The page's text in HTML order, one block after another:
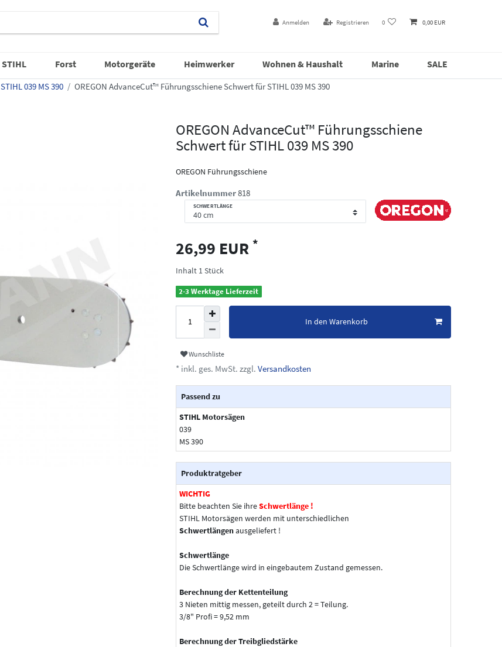
Anmelden Registrieren 0 0,00 EUR
STIHL Forst Motorgeräte Heimwerker Wohnen & Haushalt Marine SALE
STIHL 039 MS 390 OREGON AdvanceCut™ Führungsschiene Schwert für STIHL 039 MS 390
OREGON AdvanceCut™ Führungsschiene
Schwert für STIHL 039 MS 390
OREGON Führungsschiene
Artikelnummer818
SCHWERTLÄNGE
26,99 EUR *
Inhalt 1Stück
2-3 Werktage Lieferzeit
In den Warenkorb
Wunschliste
* inkl. ges. MwSt. zzgl. Versandkosten
Passend zu
STIHL Motorsägen
039
MS 390
Produktratgeber
WICHTIG
Bitte beachten Sie ihreSchwertlänge !
STIHL Motorsägen werden mit unterschiedlichen
Schwertlängenausgeliefert !
Schwertlänge
Die Schwertlänge wird in eingebautem Zustand gemessen.
Berechnung der Kettenteilung
3 Nieten mittig messen, geteilt durch 2 = Teilung.
3/8" Profi = 9,52 mm
Berechnung der Treibgliedstärke